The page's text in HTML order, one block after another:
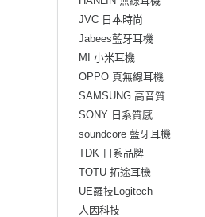
JVC 日本時尚
Jabees藍牙耳機
MI 小米耳機
OPPO 真無線耳機
SAMSUNG 高音質
SONY 日系質感
soundcore 藍牙耳機
TDK 日系品牌
TOTU 拓途耳機
UE羅技Logitech
人因科技